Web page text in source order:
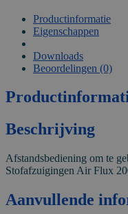
Productinformatie
Eigenschappen
Downloads
Beoordelingen (0)
Beschrijving
Afstandsbediening om te
Stofafzuigingen Air Flux
Aanvullende